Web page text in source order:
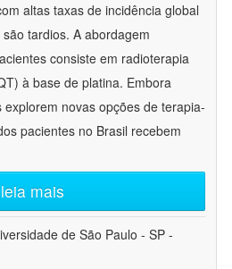
altas taxas de incidência global
tardios. A abordagem
consiste em radioterapia
à base de platina. Embora
novas opções de terapia-
pacientes no Brasil recebem
leia mais
de São Paulo - SP -